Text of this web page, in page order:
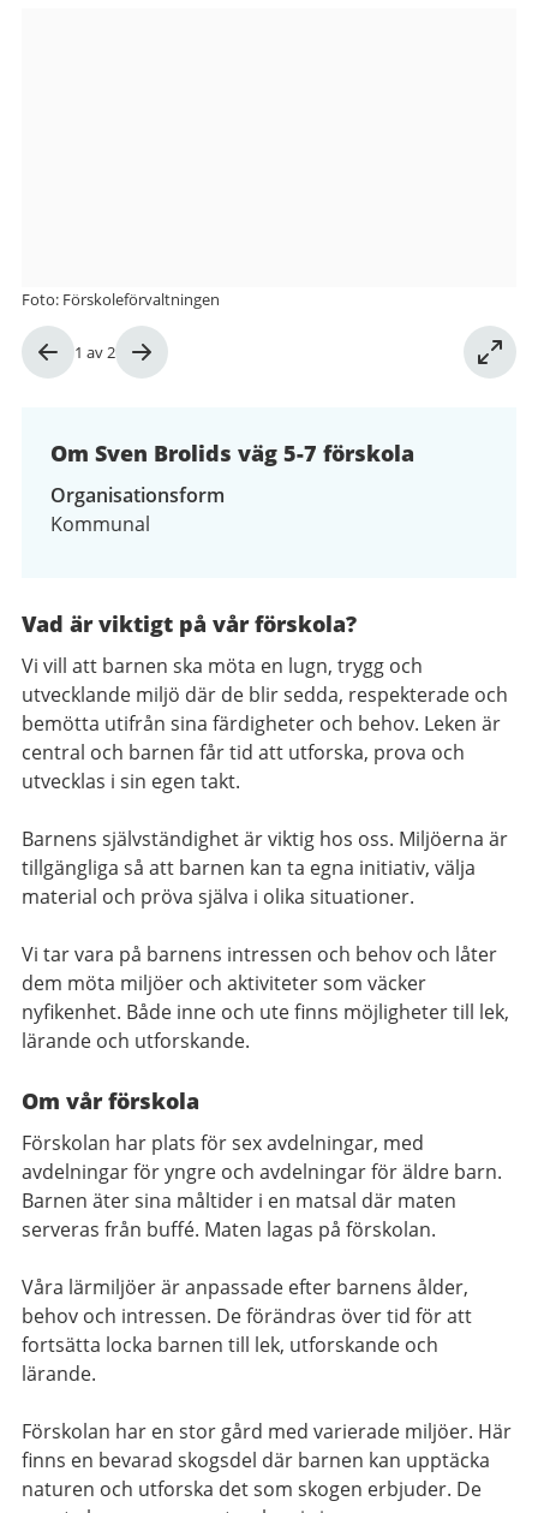
7
förskola
Bild
1 av 2
Foto: Förskoleförvaltningen
Om Sven Brolids väg 5-7 förskola
Organisationsform
Kommunal
Vad är viktigt på vår förskola?
Vi vill att barnen ska möta en lugn, trygg och
utvecklande miljö där de blir sedda, respekterade och
bemötta utifrån sina färdigheter och behov. Leken är
central och barnen får tid att utforska, prova och
utvecklas i sin egen takt.
Barnens självständighet är viktig hos oss. Miljöerna är
tillgängliga så att barnen kan ta egna initiativ, välja
material och pröva själva i olika situationer.
Vi tar vara på barnens intressen och behov och låter
dem möta miljöer och aktiviteter som väcker
nyfikenhet. Både inne och ute finns möjligheter till lek,
lärande och utforskande.
Om vår förskola
Förskolan har plats för sex avdelningar, med
avdelningar för yngre och avdelningar för äldre barn.
Barnen äter sina måltider i en matsal där maten
serveras från buffé. Maten lagas på förskolan.
Våra lärmiljöer är anpassade efter barnens ålder,
behov och intressen. De förändras över tid för att
fortsätta locka barnen till lek, utforskande och
lärande.
Förskolan har en stor gård med varierade miljöer. Här
finns en bevarad skogsdel där barnen kan upptäcka
naturen och utforska det som skogen erbjuder. De